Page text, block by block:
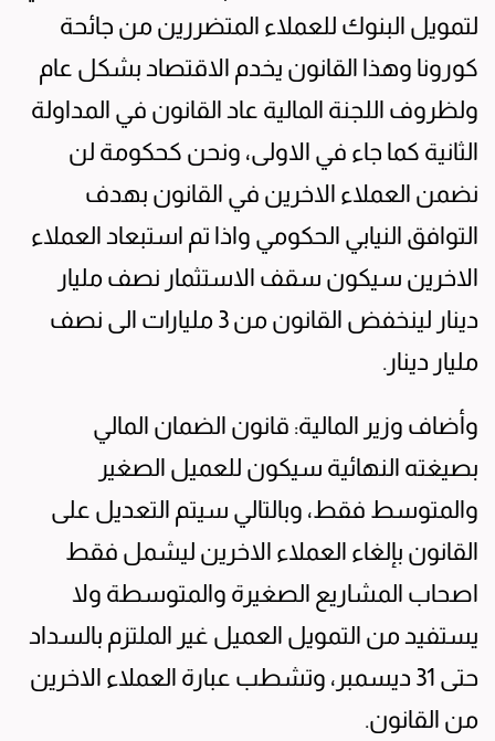
لتمويل البنوك للعملاء المتضررين من جائحة
كورونا وهذا القانون يخدم الاقتصاد بشكل عام
ولظروف اللجنة المالية عاد القانون في المداولة
الثانية كما جاء في الاولى، ونحن كحكومة لن
نضمن العملاء الاخرين في القانون بهدف
التوافق النيابي الحكومي واذا تم استبعاد العملاء
الاخرين سيكون سقف الاستثمار نصف مليار
دينار لينخفض القانون من 3 مليارات الى نصف
مليار دينار.
وأضاف وزير المالية: قانون الضمان المالي
بصيغته النهائية سيكون للعميل الصغير
والمتوسط فقط، وبالتالي سيتم التعديل على
القانون بإلغاء العملاء الاخرين ليشمل فقط
اصحاب المشاريع الصغيرة والمتوسطة ولا
يستفيد من التمويل العميل غير الملتزم بالسداد
حتى 31 ديسمبر، وتشطب عبارة العملاء الاخرين
من القانون.